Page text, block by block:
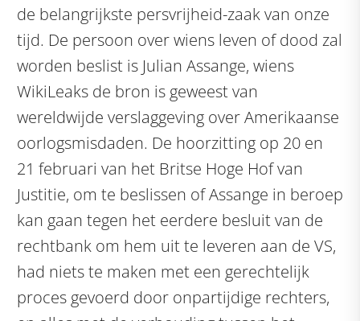
de belangrijkste persvrijheid-zaak van onze
tijd. De persoon over wiens leven of dood zal
worden beslist is Julian Assange, wiens
WikiLeaks de bron is geweest van
wereldwijde verslaggeving over Amerikaanse
oorlogsmisdaden. De hoorzitting op 20 en
21 februari van het Britse Hoge Hof van
Justitie, om te beslissen of Assange in beroep
kan gaan tegen het eerdere besluit van de
rechtbank om hem uit te leveren aan de VS,
had niets te maken met een gerechtelijk
proces gevoerd door onpartijdige rechters,